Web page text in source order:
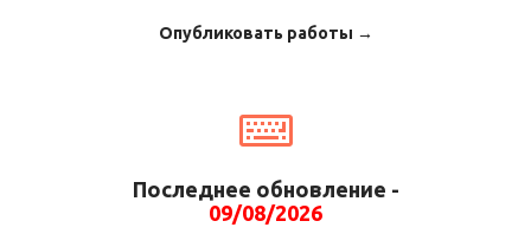
Опубликовать работы →
Последнее обновление -
09/08/2026